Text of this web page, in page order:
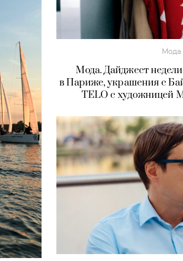
Мода
Мода. Дайджест
в Париже, украшения с
TELO с художницей